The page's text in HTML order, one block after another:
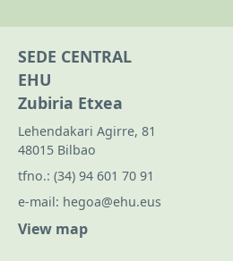
SEDE CENTRAL
EHU
Zubiria Etxea
Lehendakari Agirre, 81
48015 Bilbao
tfno.: (34) 94 601 70 91
e-mail: hegoa@ehu.eus
View map